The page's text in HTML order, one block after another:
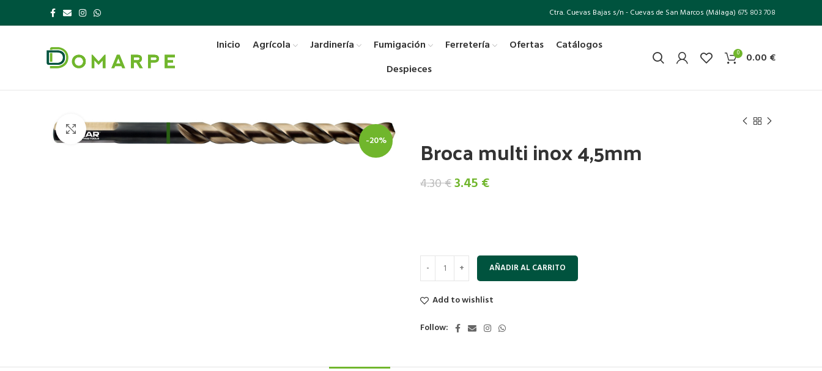
Ctra. Cuevas Bajas s/n - Cuevas de San Marcos (Málaga) 675 803 708
Inicio Agrícola Jardinería Fumigación Ferretería Ofertas
Catálogos
Despieces
0 0.00 €
-20%
Click to enlarge
Broca multi inox 4,5mm
4.30€El
3.45 €El
AÑADIR AL CARRITO
Add to wishlist
Follow: